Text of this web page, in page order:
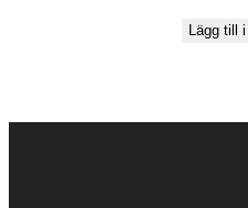
Lägg till